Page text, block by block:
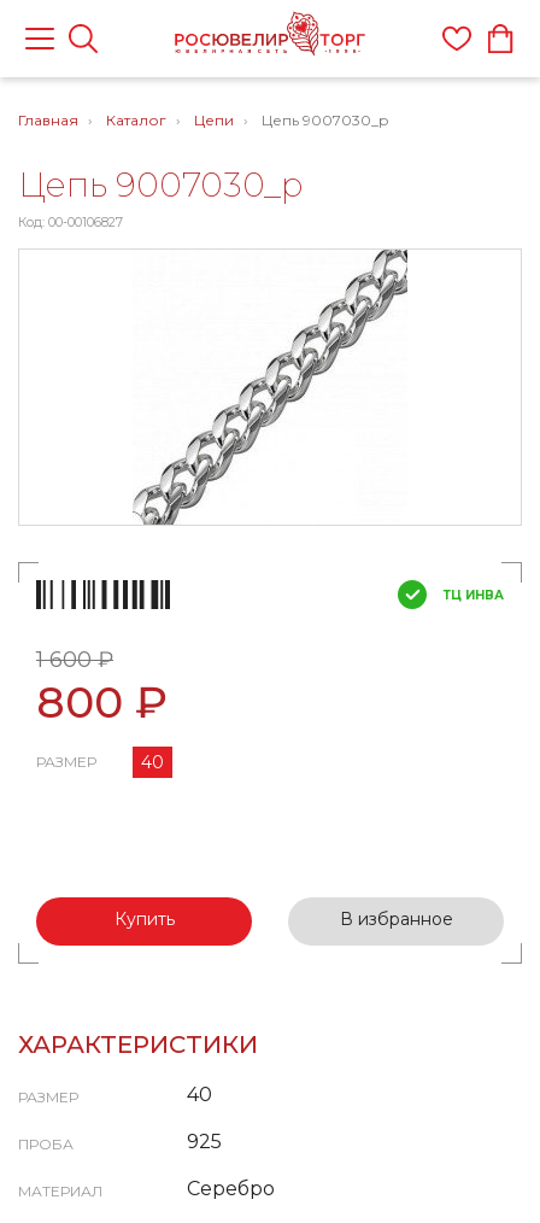
Главная Каталог Цепи Цепь 9007030_р
Цепь 9007030_р
Код: 00-00106827
ТЦ ИНВА
1 600 ₽
800 ₽
РАЗМЕР 40
Купить В избранное
ХАРАКТЕРИСТИКИ
РАЗМЕР 40
ПРОБА 925
МАТЕРИАЛ Серебро